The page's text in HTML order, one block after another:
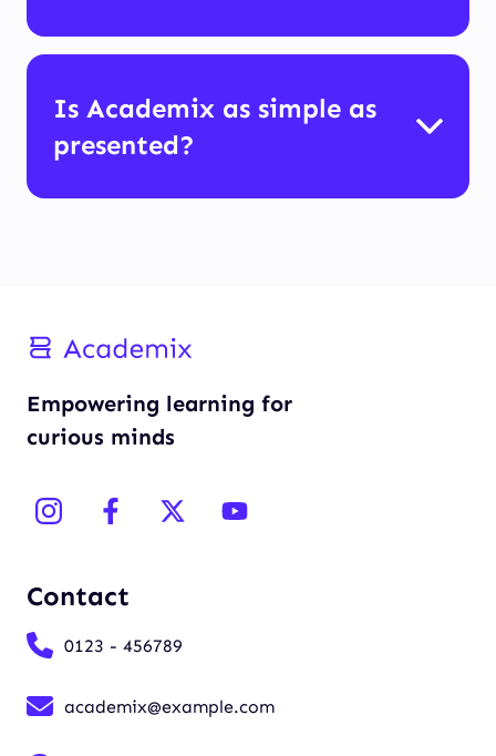
Is Academix as simple as
presented?
Empowering learning for
curious minds
Contact
0123 - 456789
academix@example.com